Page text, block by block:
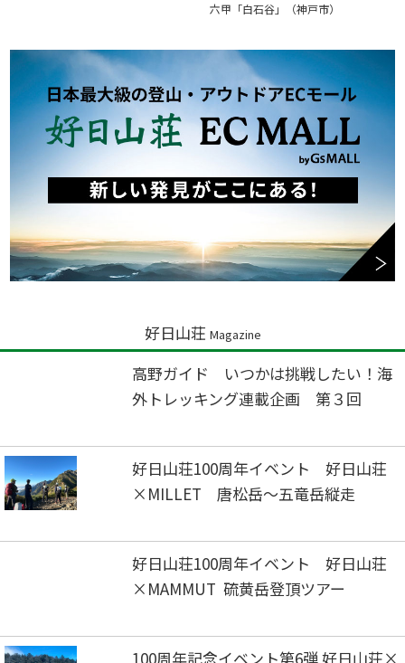
六甲「白石谷」（神戸市）
好日山荘 Magazine
高野ガイド いつかは挑戦したい！海
外トレッキング連載企画 第３回
好日山荘100周年イベント 好日山荘
×MILLET 唐松岳～五竜岳縦走
好日山荘100周年イベント 好日山荘
×MAMMUT 硫黄岳登頂ツアー
100周年記念イベント第6弾 好日山荘×